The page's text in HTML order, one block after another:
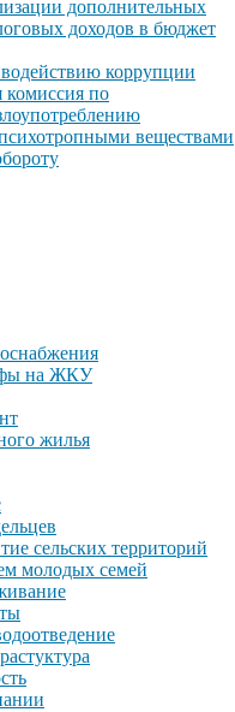
дополнительных
доходов в бюджет
коррупции
по
веществами
на ЖКУ
жилья
сельских территорий
молодых семей